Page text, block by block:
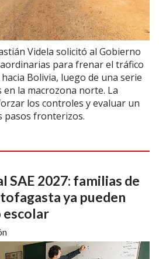
Videla solicitó al Gobierno
para frenar el tráfico
Bolivia, luego de una serie
la macrozona norte. La
los controles y evaluar un
pasos fronterizos.
SAE 2027: familias de
ya pueden
escolar